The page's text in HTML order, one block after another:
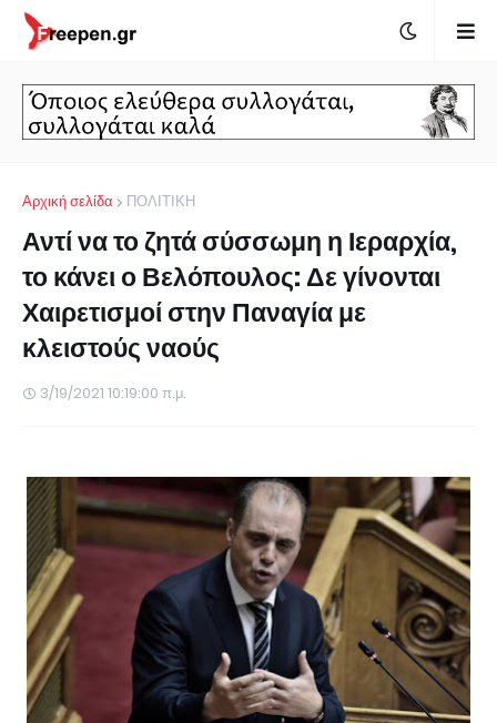
Αρχική σελίδα ΠΟΛΙΤΙΚΗ
Αντί να το ζητά σύσσωμη η Ιεραρχία,
το κάνει ο Βελόπουλος: Δε γίνονται
Χαιρετισμοί στην Παναγία με
κλειστούς ναούς
3/19/2021 10:19:00 π.μ.